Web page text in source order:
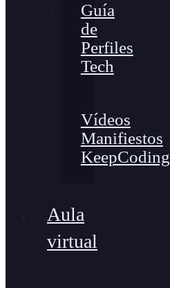
Guía
de
Perfiles
Tech
Vídeos
Manifiestos
KeepCoding
Aula
virtual